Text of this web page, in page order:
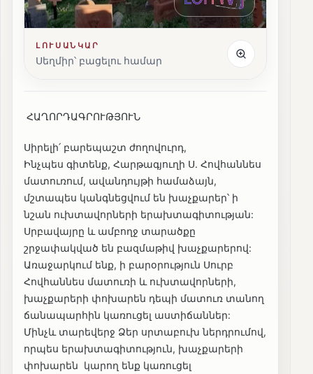
ԼՈՒՍԱՆԿԱՐ
Սեղմիր՝ բացելու համար
ՀԱՂՈՐԴԱԳՐՈՒԹՅՈՒՆ
Սիրելի՛ բարեպաշտ ժողովուրդ,
Ինչպես գիտենք, Հարթագյուղի Ս. Հովհաննես
մատուռում, ավանդույթի համաձայն,
մշտապես կանգնեցվում են խաչքարեր՝ ի
նշան ուխտավորների երախտագիտության:
Սրբավայրը և ամբողջ տարածքը
շրջափակված են բազմաթիվ խաչքարերով:
Առաջարկում ենք, ի բարօրություն Սուրբ
Հովհաննես մատուռի և ուխտավորների,
խաչքարերի փոխարեն դեպի մատուռ տանող
ճանապարհին կառուցել աստիճաններ:
Մինչև տարեվերջ Ձեր սրտաբուխ ներդրումով,
որպես երախտագիտություն, խաչքարերի
փոխարեն կարող ենք կառուցել